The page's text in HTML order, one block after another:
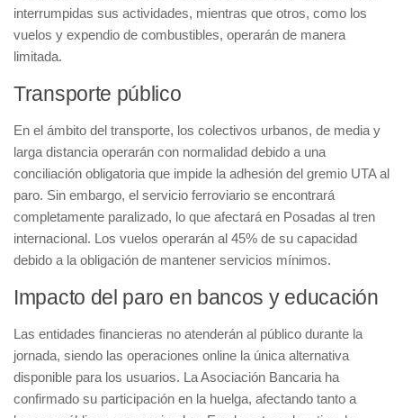
interrumpidas sus actividades, mientras que otros, como los
vuelos y expendio de combustibles, operarán de manera
limitada.
Transporte público
En el ámbito del transporte, los colectivos urbanos, de media y
larga distancia operarán con normalidad debido a una
conciliación obligatoria que impide la adhesión del gremio UTA al
paro. Sin embargo, el servicio ferroviario se encontrará
completamente paralizado, lo que afectará en Posadas al tren
internacional. Los vuelos operarán al 45% de su capacidad
debido a la obligación de mantener servicios mínimos.
Impacto del paro en bancos y educación
Las entidades financieras no atenderán al público durante la
jornada, siendo las operaciones online la única alternativa
disponible para los usuarios. La Asociación Bancaria ha
confirmado su participación en la huelga, afectando tanto a